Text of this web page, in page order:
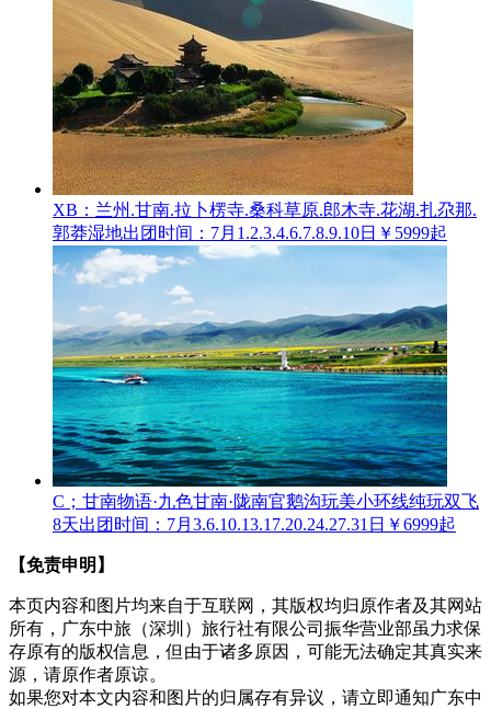
XB：兰州.甘南.拉卜楞寺.桑科草原.郎木寺.花湖.扎尕那.
郭莽湿地出团时间：7月1.2.3.4.6.7.8.9.10日 ￥5999起
C；甘南物语·九色甘南·陇南官鹅沟玩美小环线纯玩双飞
8天出团时间：7月3.6.10.13.17.20.24.27.31日 ￥6999起
【免责申明】
本页内容和图片均来自于互联网，其版权均归原作者及其网站
所有，广东中旅（深圳）旅行社有限公司振华营业部虽力求保
存原有的版权信息，但由于诸多原因，可能无法确定其真实来
源，请原作者原谅。
如果您对本文内容和图片的归属存有异议，请立即通知广东中